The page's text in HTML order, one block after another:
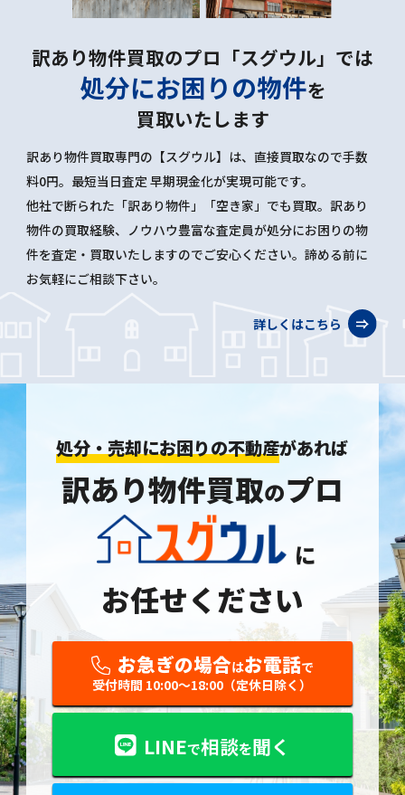
訳あり物件買取のプロ「スグウル」では
処分にお困りの物件を
買取いたします
訳あり物件買取専門の【スグウル】は、直接買取なので手数
料0円。最短当日査定 早期現金化が実現可能です。
他社で断られた「訳あり物件」「空き家」でも買取。訳あり
物件の買取経験、ノウハウ豊富な査定員が処分にお困りの物
件を査定・買取いたしますのでご安心ください。諦める前に
お気軽にご相談下さい。
詳しくはこちら
処分・売却にお困りの不動産があれば
訳あり物件買取のプロ
に
お任せください
お急ぎの場合はお電話で
受付時間 10:00〜18:00（定休日除く）
LINEで相談を聞く